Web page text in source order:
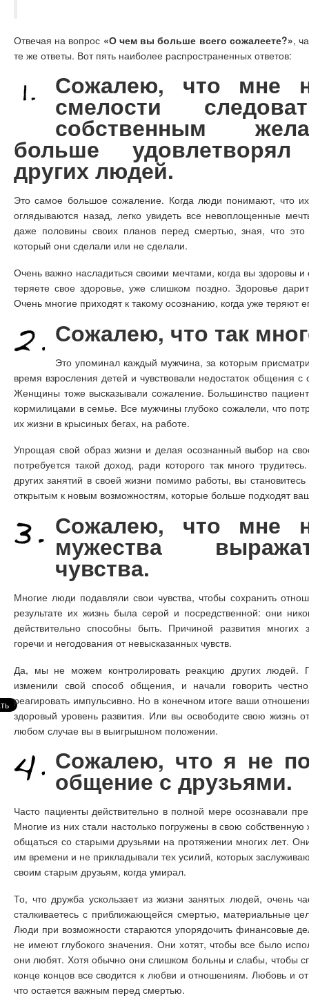
Отвечая на вопрос «О чем вы больше всего сожалеете?»,
те же ответы. Вот пять наиболее распространенных ответов:
Сожалею, что мне
смелости
собственным
больше
других людей.
Это самое большое сожаление. Когда люди понимают, что
оглядываются назад, легко увидеть все невоплощенные
даже половины своих планов перед смертью, зная, что
который они сделали или не сделали.
Очень важно насладиться своими мечтами, когда вы здоровы
теряете свое здоровье, уже слишком поздно. Здоровье
Очень многие приходят к такому осознанию, когда уже теряют
Сожалею, что так
Это упоминал каждый мужчина, за которым
время взросления детей и чувствовали недостаток общения
Женщины тоже высказывали сожаление. Большинство
кормилицами в семье. Все мужчины глубоко сожалели, что
их жизни в крысиных бегах, на работе.
Упрощая свой образ жизни и делая осознанный выбор на
потребуется такой доход, ради которого так много
других занятий в своей жизни помимо работы, вы
открытым к новым возможностям, которые больше подходят
Сожалею, что мне
мужества
чувства.
Многие люди подавляли свои чувства, чтобы сохранить
результате их жизнь была серой и посредственной: они
действительно способны быть. Причиной развития многих
горечи и негодования от невысказанных чувств.
Да, мы не можем контролировать реакцию других людей.
изменили свой способ общения, и начали говорить
реагировать импульсивно. Но в конечном итоге ваши
здоровый уровень развития. Или вы освободите свою жизнь
любом случае вы в выигрышном положении.
Сожалею, что я не
общение с друзьями.
Часто пациенты действительно в полной мере осознавали
Многие из них стали настолько погружены в свою собственную
общаться со старыми друзьями на протяжении многих лет.
им времени и не прикладывали тех усилий, которых
своим старым друзьям, когда умирал.
То, что дружба ускользает из жизни занятых людей, очень
сталкиваетесь с приближающейся смертью, материальные
Люди при возможности стараются упорядочить финансовые
не имеют глубокого значения. Они хотят, чтобы все было
они любят. Хотя обычно они слишком больны и слабы, чтобы
конце концов все сводится к любви и отношениям. Любовь и
что остается важным перед смертью.